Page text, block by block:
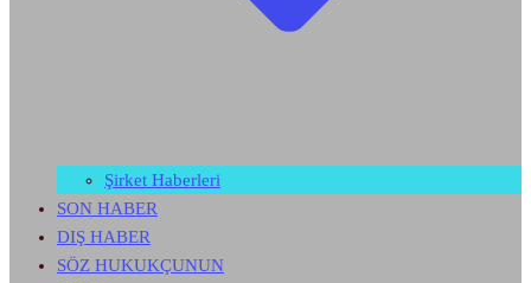
Şirket Haberleri
SON HABER
DIŞ HABER
SÖZ HUKUKÇUNUN